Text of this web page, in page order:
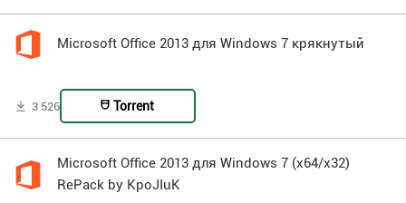
Microsoft Office 2013 для Windows 7 крякнутый
3 526 Torrent
Microsoft Office 2013 для Windows 7 (x64/x32)
RePack by KpoJIuK